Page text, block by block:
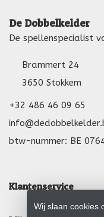
De Dobbelkelder
De spellenspecialist
Brammert 24
3650 Stokkem
+32 486 46 09 65
btw-nummer: BE
Klantenservice
Wij slaan cookies